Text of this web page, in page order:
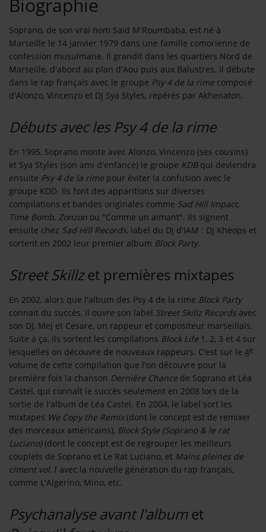
Contact
OÙ SOMMES-NOUS ?
MENTIONS LÉGALES
SCOLAIRE
UNE WEBRADIO DANS VOTRE ÉCOLE
ANIMATION RADIO
ANIMATION RADIO DÈS 9 ANS
FÊTEZ VOTRE ANNIVERSAIRE À
SUNALPES !
TEAM BUILDING RADIO
Biographie
Soprano, de son vrai nom Saïd M'Roumbaba, est né à
Marseille le 14 janvier 1979 dans une famille comorienne de
confession musulmane. Il grandit dans les quartiers Nord de
Marseille, d'abord au plan d'Aou puis aux Balustres. Il débute
dans le rap français avec le groupe Psy 4 de la rime composé
d'Alonzo, Vincenzo et DJ Sya Styles, repérés par Akhenaton.
Débuts avec les Psy 4 de la rime
En 1995, Soprano monte avec Alonzo, Vincenzo (ses cousins)
et Sya Styles (son ami d'enfance) le groupe KDBqui deviendra
ensuite Psy 4 de la rime pour éviter la confusion avec le
groupe KDD. Ils font des apparitions sur diverses
compilations et bandes originales comme Sad Hill Impact,
Time Bomb, Zonzon ou "Comme un aimant". Ils signent
ensuite chez Sad Hill Records, label du Dj d'IAM : DJ Kheops et
sortent en 2002 leur premier album Block Party.
Street Skillzet premières mixtapes
En 2002, alors que l'album des Psy 4 de la rime Block Party
connait du succès, il ouvre son label Street Skillz Records avec
son DJ, Mej et Cesare, un rappeur et compositeur marseillais.
Suite à ça, ils sortent les compilations Block Life 1, 2, 3 et 4 sur
lesquelles on découvre de nouveaux rappeurs. C'est sur le 4e
volume de cette compilation que l'on découvre pour la
première fois la chanson Dernière Chance de Soprano et Léa
Castel, qui connaît le succès seulement en 2008 lors de la
sortie de l'album de Léa Castel. En 2004, le label sort les
mixtapes We Copy the Remix(dont le concept est de remixer
des morceaux américains), Block Style (Soprano & le rat
Luciano)(dont le concept est de regrouper les meilleurs
couplets de Soprano et Le Rat Luciano, et Mains pleines de
ciment vol.1 avec la nouvelle génération du rap français,
comme L'Algerino, Mino, etc.
Psychanalyse avant l'albumet